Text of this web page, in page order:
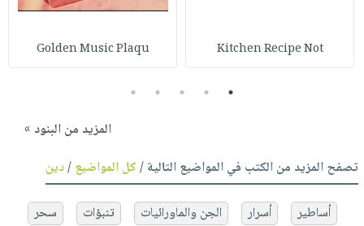
Kitchen Recipe Not
Golden Music Plaqu
1
2
3
4
5
المزيد من البنود »
تصفح المزيد من الكتب في المواضيع التالية /كل المواضيع/دين
أساطير أسرار الجن والماورائيات تنبؤات
سحر